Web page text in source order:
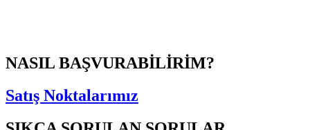
NASIL BAŞVURABİLİRİM?
Satış Noktalarımız